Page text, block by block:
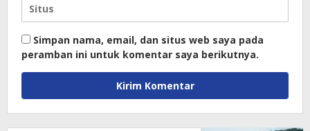
Simpan nama, email, dan situs web saya pada
peramban ini untuk komentar saya berikutnya.